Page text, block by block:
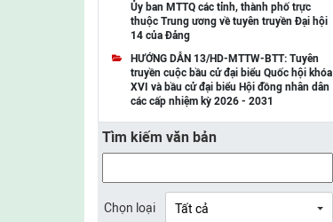
UBMTTQ Việt Nam tỉnh Lai Châu
UBMTTQ Việt Nam tỉnh Điện Biên
UBMTTQ Việt Nam tỉnh Sơn La
UBMTTQ Việt Nam tỉnh Thanh Hóa
UBMTTQ Việt Nam tỉnh Nghệ An
Ủy ban MTTQ các tỉnh, thành phố trực
thuộc Trung ương về tuyên truyền Đại hội
14 của Đảng
HƯỚNG DẪN 13/HD-MTTW-BTT: Tuyên
truyền cuộc bầu cử đại biểu Quốc hội khóa
XVI và bầu cử đại biểu Hội đồng nhân dân
các cấp nhiệm kỳ 2026 - 2031
Tìm kiếm văn bản
Chọn loại